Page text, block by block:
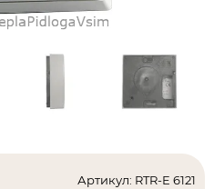
Артикул: RTR-E 6121